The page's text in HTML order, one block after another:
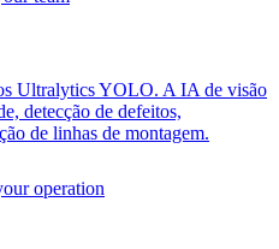
Ultralytics YOLO. A IA de visão
detecção de defeitos,
de linhas de montagem.